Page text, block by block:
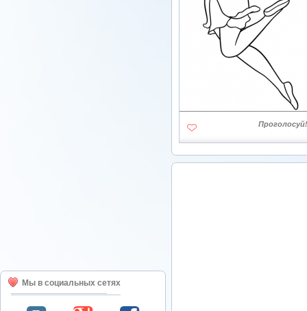
Мы в социальных сетях
Проголосуй!